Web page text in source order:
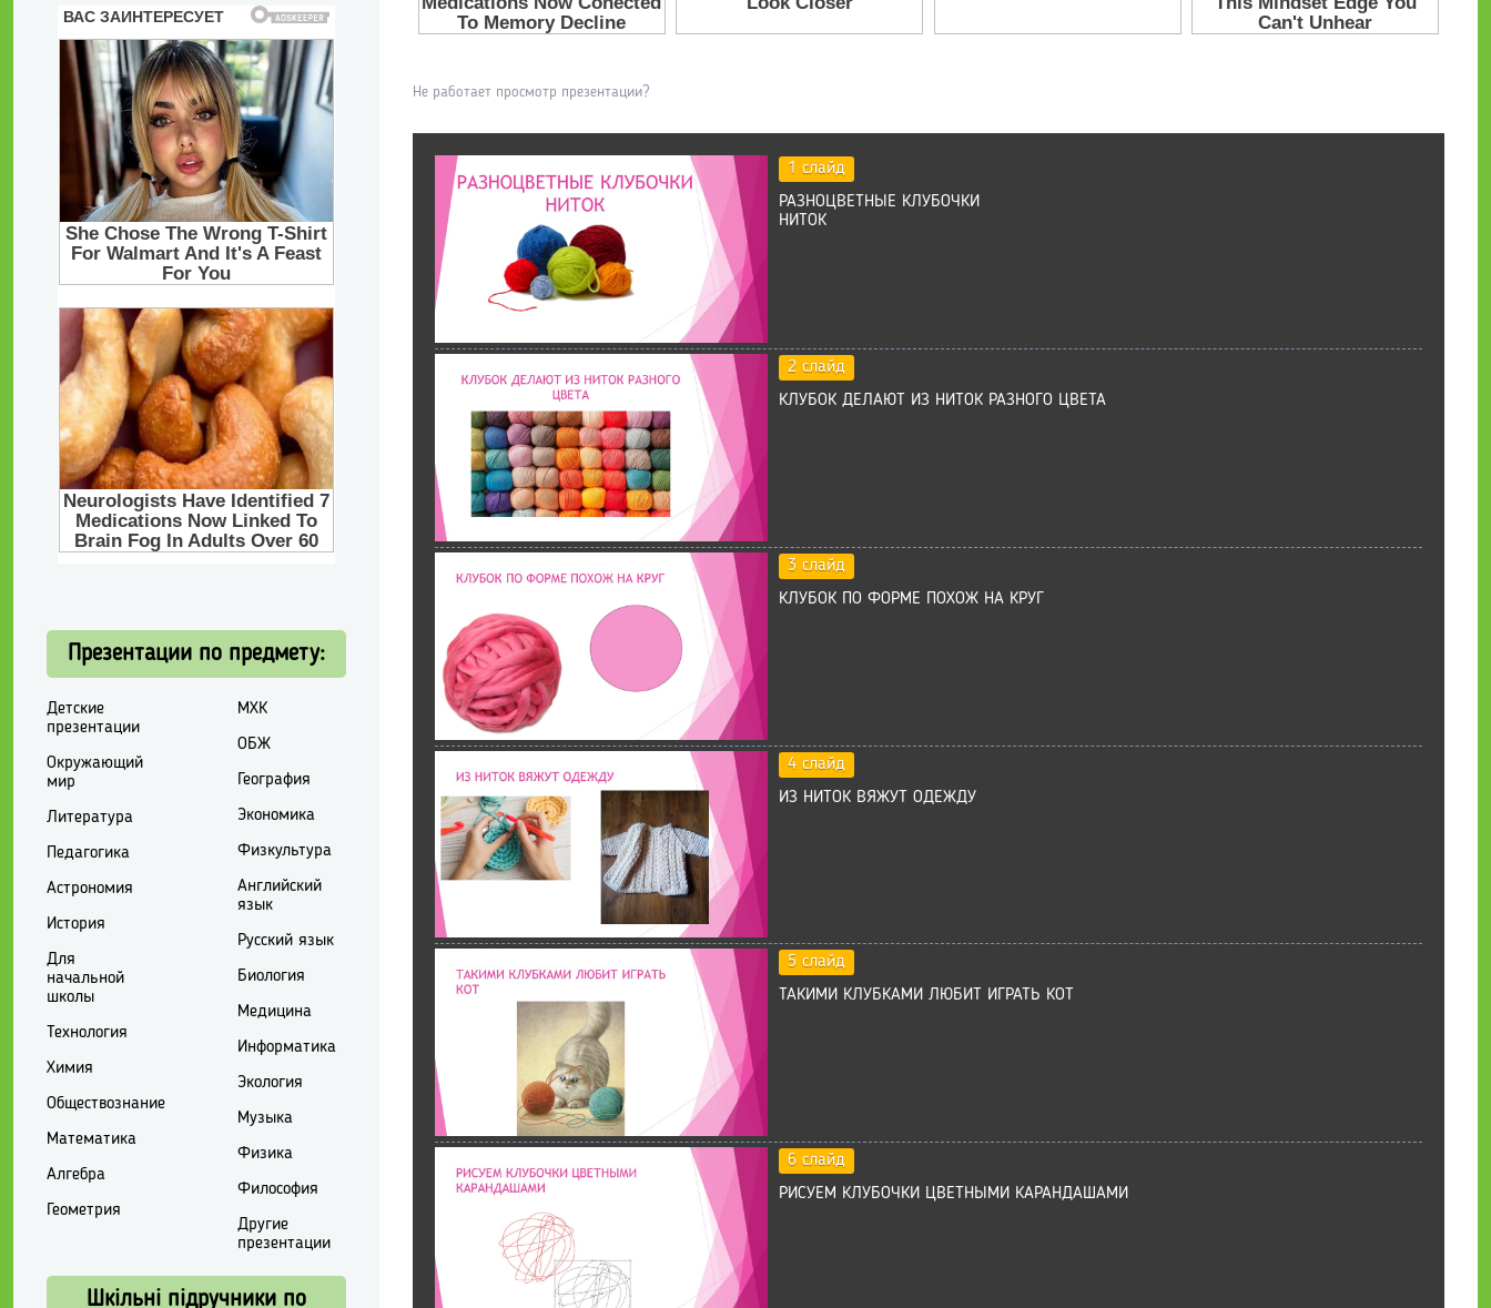
Не работает просмотр презентации?
1 слайд
РАЗНОЦВЕТНЫЕ КЛУБОЧКИ
НИТОК
2 слайд
КЛУБОК ДЕЛАЮТ ИЗ НИТОК РАЗНОГО ЦВЕТА
3 слайд
КЛУБОК ПО ФОРМЕ ПОХОЖ НА КРУГ
4 слайд
ИЗ НИТОК ВЯЖУТ ОДЕЖДУ
5 слайд
ТАКИМИ КЛУБКАМИ ЛЮБИТ ИГРАТЬ КОТ
6 слайд
РИСУЕМ КЛУБОЧКИ ЦВЕТНЫМИ КАРАНДАШАМИ
Презентации по предмету:
Детские
презентации
Окружающий
мир
Литература
Педагогика
Астрономия
История
Для
начальной
школы
Технология
Химия
Обществознание
Математика
Алгебра
Геометрия
МХК
ОБЖ
География
Экономика
Физкультура
Английский
язык
Русский язык
Биология
Медицина
Информатика
Экология
Музыка
Физика
Философия
Другие
презентации
Шкільні підручники по